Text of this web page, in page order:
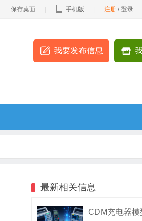
保存桌面 手机版 注册 /登录
我要发布信息
最新相关信息
CDM充电器模